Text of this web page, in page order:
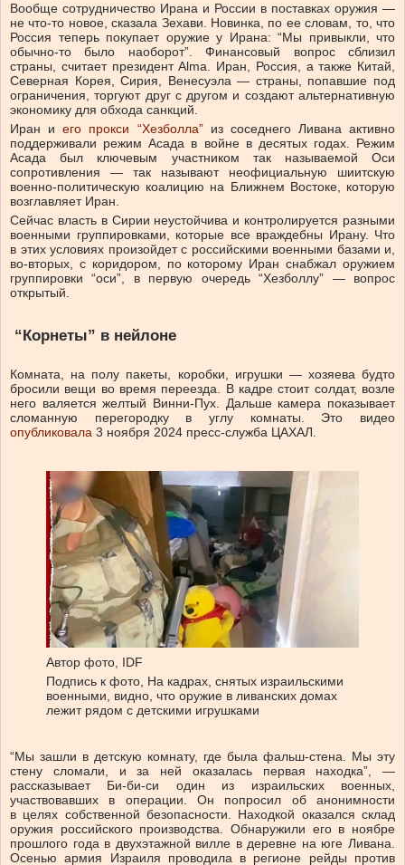
Вообще сотрудничество Ирана и России в поставках оружия —
не что-то новое, сказала Зехави. Новинка, по ее словам, то, что
Россия теперь покупает оружие у Ирана: “Мы привыкли, что
обычно-то было наоборот”. Финансовый вопрос сблизил
страны, считает президент Alma. Иран, Россия, а также Китай,
Северная Корея, Сирия, Венесуэла — страны, попавшие под
ограничения, торгуют друг с другом и создают альтернативную
экономику для обхода санкций.
Иран иего прокси “Хезболла”из соседнего Ливана активно
поддерживали режим Асада в войне в десятых годах. Режим
Асада был ключевым участником так называемой Оси
сопротивления — так называют неофициальную шиитскую
военно-политическую коалицию на Ближнем Востоке, которую
возглавляет Иран.
Сейчас власть в Сирии неустойчива и контролируется разными
военными группировками, которые все враждебны Ирану. Что
в этих условиях произойдет с российскими военными базами и,
во-вторых, с коридором, по которому Иран снабжал оружием
группировки “оси”, в первую очередь “Хезболлу” — вопрос
открытый.
“Корнеты” в нейлоне
Комната, на полу пакеты, коробки, игрушки — хозяева будто
бросили вещи во время переезда. В кадре стоит солдат, возле
него валяется желтый Винни-Пух. Дальше камера показывает
сломанную перегородку в углу комнаты. Это видео
опубликовала 3 ноября 2024 пресс-служба ЦАХАЛ.
Автор фото, IDF
Подпись к фото, На кадрах, снятых израильскими
военными, видно, что оружие в ливанских домах
лежит рядом с детскими игрушками
“Мы зашли в детскую комнату, где была фальш-стена. Мы эту
стену сломали, и за ней оказалась первая находка”, —
рассказывает Би-би-си один из израильских военных,
участвовавших в операции. Он попросил об анонимности
в целях собственной безопасности. Находкой оказался склад
оружия российского производства. Обнаружили его в ноябре
прошлого года в двухэтажной вилле в деревне на юге Ливана.
Осенью армия Израиля проводила в регионе рейды против